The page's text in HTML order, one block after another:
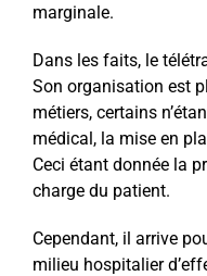
marginale.
Dans les faits, le
Son organisation est
métiers, certains
médical, la mise en
Ceci étant donnée la
charge du patient.
Cependant, il arrive
milieu hospitalier